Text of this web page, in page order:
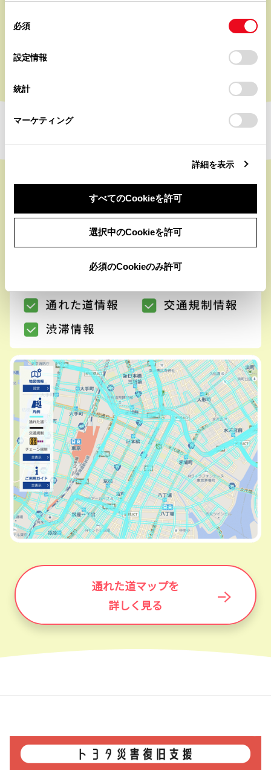
使用することがあります。当ウェブサイトの使用を続行する
デバイスにすべてのCookie(クッキー)が保存されることに同
意したことになります。Cookie(クッキー)のオプトアウト、
設定の変更、同意を撤回したりするにあたっては、当社の
「Cookie（クッキー）情報の取り扱いについて
」をご覧くだ
必須
設定情報
統計
マーケティング
詳細を表示
すべてのCookieを許可
選択中のCookieを許可
必須のCookieのみ許可
被災地エリアの「通れた道情報」、「渋滞情報」、
「交通規制情報」など
通れた道マップを
詳しく見る